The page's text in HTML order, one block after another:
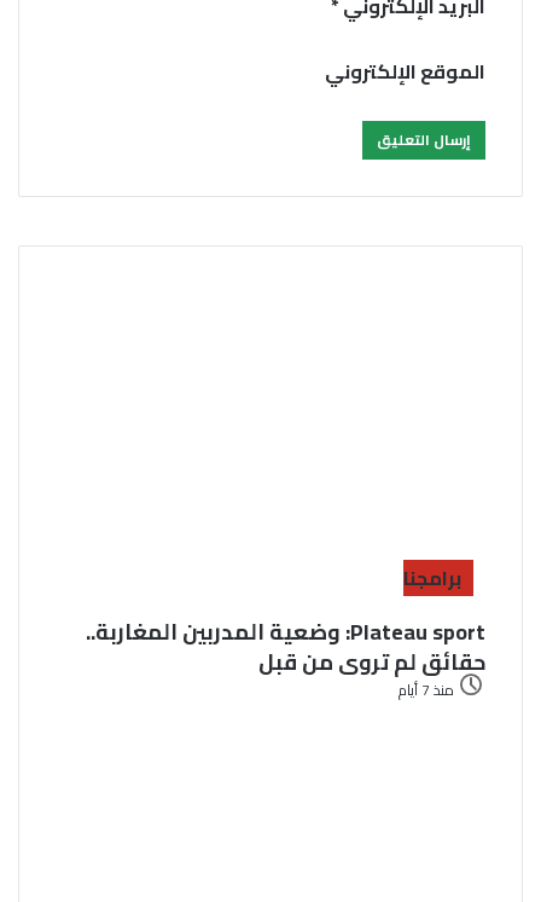
الموقع الإلكتروني
برامجنا
Plateau sport: وضعية المدربين المغاربة..
حقائق لم تروى من قبل
منذ 7 أيام